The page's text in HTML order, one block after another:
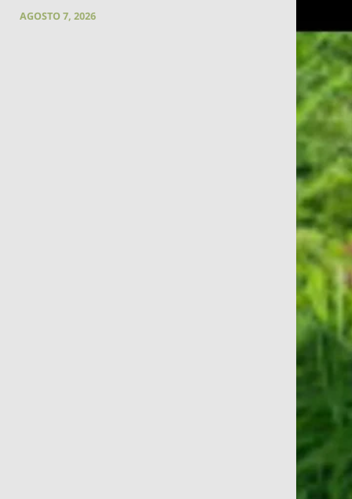
AGOSTO 7, 2026